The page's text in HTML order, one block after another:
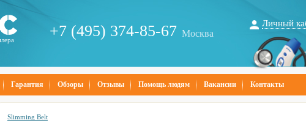
+7 (495) 374-85-67 Москва
Личный
Гарантия Обзоры Отзывы Помощь людям Вакансии Контакты
Slimming Belt